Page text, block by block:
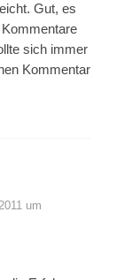
Gut, es
sich immer
Kommentar
um